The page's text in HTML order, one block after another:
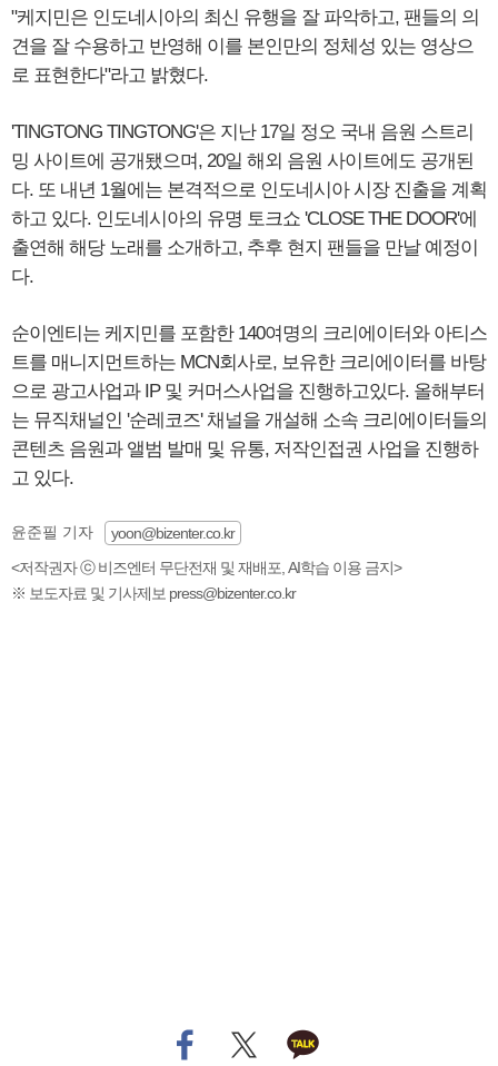
"케지민은 인도네시아의 최신 유행을 잘 파악하고, 팬들의 의
견을 잘 수용하고 반영해 이를 본인만의 정체성 있는 영상으
로 표현한다"라고 밝혔다.
'TINGTONG TINGTONG'은 지난 17일 정오 국내 음원 스트리
밍 사이트에 공개됐으며, 20일 해외 음원 사이트에도 공개된
다. 또 내년 1월에는 본격적으로 인도네시아 시장 진출을 계획
하고 있다. 인도네시아의 유명 토크쇼 'CLOSE THE DOOR'에
출연해 해당 노래를 소개하고, 추후 현지 팬들을 만날 예정이
다.
순이엔티는 케지민를 포함한 140여명의 크리에이터와 아티스
트를 매니지먼트하는 MCN회사로, 보유한 크리에이터를 바탕
으로 광고사업과 IP 및 커머스사업을 진행하고있다. 올해부터
는 뮤직채널인 '순레코즈' 채널을 개설해 소속 크리에이터들의
콘텐츠 음원과 앨범 발매 및 유통, 저작인접권 사업을 진행하
고 있다.
윤준필 기자
yoon@bizenter.co.kr
<저작권자 ⓒ 비즈엔터 무단전재 및 재배포, AI학습 이용 금지>
※ 보도자료 및 기사제보 press@bizenter.co.kr